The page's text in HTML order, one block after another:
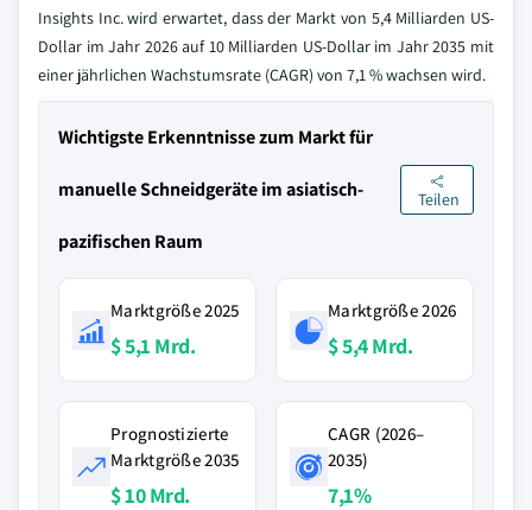
Insights Inc. wird erwartet, dass der Markt von 5,4 Milliarden US-
Dollar im Jahr 2026 auf 10 Milliarden US-Dollar im Jahr 2035 mit
einer jährlichen Wachstumsrate (CAGR) von 7,1 % wachsen wird.
Wichtigste Erkenntnisse zum Markt für
manuelle Schneidgeräte im asiatisch-
pazifischen Raum
Teilen
Marktgröße 2025
$ 5,1 Mrd.
Marktgröße 2026
$ 5,4 Mrd.
Prognostizierte
Marktgröße 2035
$ 10 Mrd.
CAGR (2026–
2035)
7,1%